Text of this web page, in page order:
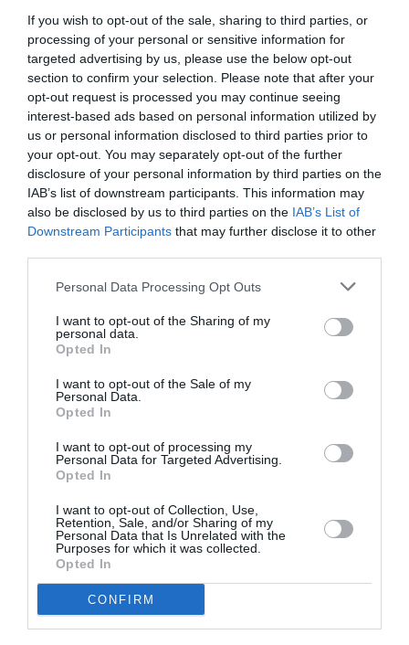
If you wish to opt-out of the sale, sharing to third parties, or
processing of your personal or sensitive information for
targeted advertising by us, please use the below opt-out
section to confirm your selection. Please note that after your
opt-out request is processed you may continue seeing
interest-based ads based on personal information utilized by
us or personal information disclosed to third parties prior to
your opt-out. You may separately opt-out of the further
disclosure of your personal information by third parties on the
IAB’s list of downstream participants. This information may
also be disclosed by us to third parties on the IAB’s List of
Downstream Participants that may further disclose it to other
Personal Data Processing Opt Outs
I want to opt-out of the Sharing of my
personal data.
Opted In
I want to opt-out of the Sale of my
Personal Data.
Opted In
I want to opt-out of processing my
Personal Data for Targeted Advertising.
Opted In
I want to opt-out of Collection, Use,
Retention, Sale, and/or Sharing of my
Personal Data that Is Unrelated with the
Purposes for which it was collected.
Opted In
CONFIRM
τις μεγαλύτερες αίθουσες συναυλιών της Ευρώπης.
Κάθε χρόνο ο Οργανισμός Κέντρων Συμφωνικής
Μουσικής επιλέγει νέους καλλιτέχνες με εξαιρετική
επίδοση, οι οποίοι δίνουν συναυλίες ως Rising Stars
στις αίθουσες-μέλη του δικτύου ECHO. Από το 1995,
μέσα από τη σειρά Rising Stars, ο ΕCHO έχει συμβάλει
στην ανάδειξη νέων καλλιτεχνών. μουσικήσκηνή
Διαβάστε επίσης:
Μέγαρο Μουσικής Αθηνών: Καλλιτεχνικό πρόγραμμα 2022-
2023
Ταυτότητα
Περισσότερες πληροφορίες:megaron.gr
Ακολουθήστε το Culturenow.gr στο Google News
μάθετε πρώτοι όλες τις ειδήσεις
Δείτε όλα τατελευταία νέαγια την Τέχνη και τον
Πολιτισμό στοCulturenow.gr
Νέοι Διαγωνισμοί❯
Tags
ΚΛΑΣΙΚΗ - ΟΠΕΡΑ